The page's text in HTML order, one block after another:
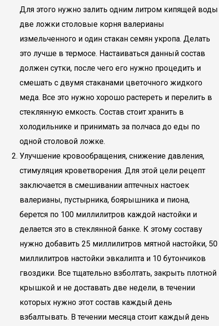
Для этого нужно залить одним литром кипящей воды
две ложки столовые корня валерианы
измельченного и один стакан семян укропа. Делать
это лучше в термосе. Настаиваться данный состав
должен сутки, после чего его нужно процедить и
смешать с двумя стаканами цветочного жидкого
меда. Все это нужно хорошо растереть и перелить в
стеклянную емкость. Состав стоит хранить в
холодильнике и принимать за полчаса до еды по
одной столовой ложке.
Улучшение кровообращения, снижение давления,
стимуляция кроветворения. Для этой цели рецепт
заключается в смешивании аптечных настоек
валерианы, пустырника, боярышника и пиона,
берется по 100 миллилитров каждой настойки и
делается это в стеклянной банке. К этому составу
нужно добавить 25 миллилитров мятной настойки, 50
миллилитров настойки эвкалипта и 10 бутончиков
гвоздики. Все тщательно взболтать, закрыть плотной
крышкой и не доставать две недели, в течении
которых нужно этот состав каждый день
взбалтывать. В течении месяца стоит каждый день